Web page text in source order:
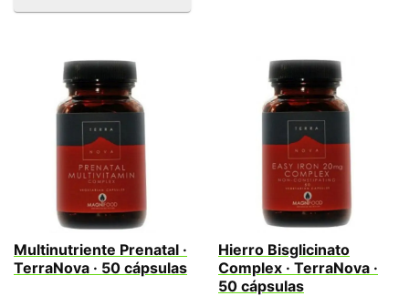
Multinutriente Prenatal ·
TerraNova · 50 cápsulas
Hierro Bisglicinato
Complex · TerraNova ·
50 cápsulas